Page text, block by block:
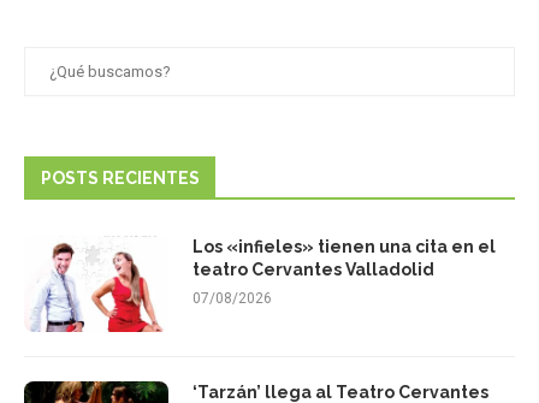
POSTS RECIENTES
Los «infieles» tienen una cita en el
teatro Cervantes Valladolid
07/08/2026
‘Tarzán’ llega al Teatro Cervantes